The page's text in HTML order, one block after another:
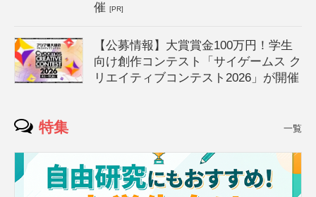
催[PR]
【公募情報】大賞賞金100万円！学生
向け創作コンテスト「サイゲームス ク
リエイティブコンテスト2026」が開催
特集 一覧